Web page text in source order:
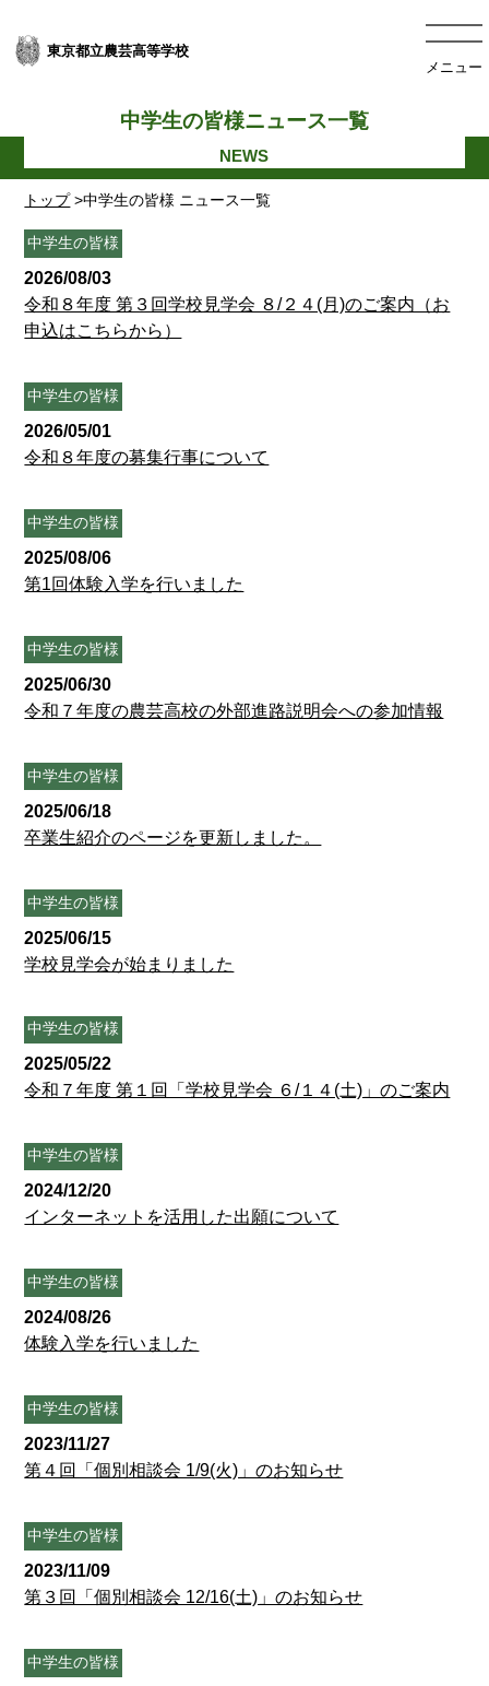
東京都立農芸高等学校
メニュー
トップ>中学生の皆様 ニュース一覧
中学生の皆様ニュース一覧
中学生の皆様
2026/08/03
令和８年度 第３回学校見学会 ８/２４(月)のご案内（お
申込はこちらから）
中学生の皆様
2026/05/01
令和８年度の募集行事について
中学生の皆様
2025/08/06
第1回体験入学を行いました
中学生の皆様
2025/06/30
令和７年度の農芸高校の外部進路説明会への参加情報
中学生の皆様
2025/06/18
卒業生紹介のページを更新しました。
中学生の皆様
2025/06/15
学校見学会が始まりました
中学生の皆様
2025/05/22
令和７年度 第１回「学校見学会 ６/１４(土)」のご案内
中学生の皆様
2024/12/20
インターネットを活用した出願について
中学生の皆様
2024/08/26
体験入学を行いました
中学生の皆様
2023/11/27
第４回「個別相談会 1/9(火)」のお知らせ
中学生の皆様
2023/11/09
第３回「個別相談会 12/16(土)」のお知らせ
中学生の皆様